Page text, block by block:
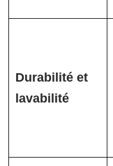
Durabilité et
lavabilité